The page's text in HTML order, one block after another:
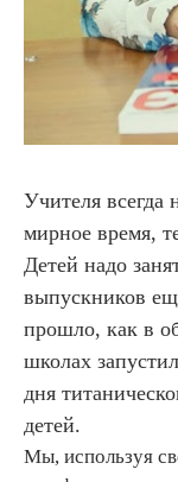
Учителя всегда
мирное время,
Детей надо
выпускников
прошло, как в
школах
дня
детей.
Мы, используя